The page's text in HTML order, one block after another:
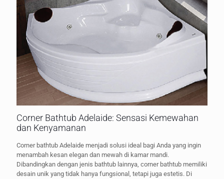
Corner Bathtub Adelaide: Sensasi Kemewahan
dan Kenyamanan
Corner bathtub Adelaide menjadi solusi ideal bagi Anda yang ingin
menambah kesan elegan dan mewah di kamar mandi.
Dibandingkan dengan jenis bathtub lainnya, corner bathtub memiliki
desain unik yang tidak hanya fungsional, tetapi juga estetis. Di